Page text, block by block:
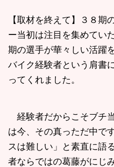
【取材を終えて】３８期
ー当初は注目を集めてい
期の選手が華々しい活躍
バイク経験者という肩書
ってくれました。
経験者だからこそブチ
は今、その真っただ中で
スは難しい」と素直に語
者ならではの葛藤がにじ